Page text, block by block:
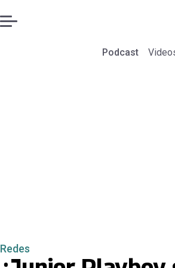
Podcast
Redes